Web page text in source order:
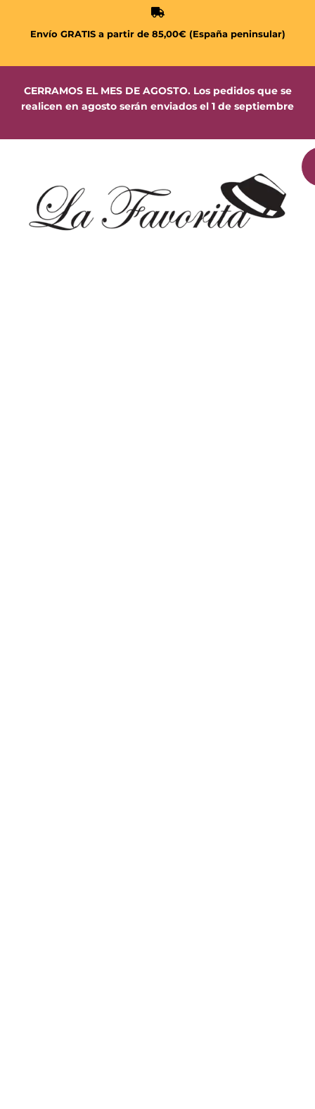
Envío GRATIS a partir de 85,00€ (España peninsular)
CERRAMOS EL MES DE AGOSTO. Los pedidos que se
realicen en agosto serán enviados el 1 de septiembre